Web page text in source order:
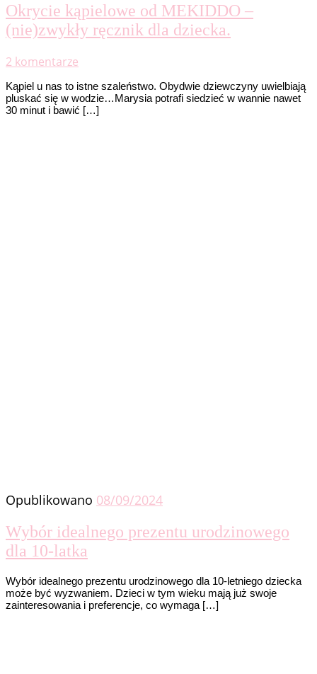
Okrycie kąpielowe od MEKIDDO –
(nie)zwykły ręcznik dla dziecka.
2 komentarze
Kąpiel u nas to istne szaleństwo. Obydwie dziewczyny uwielbiają
pluskać się w wodzie…Marysia potrafi siedzieć w wannie nawet
30 minut i bawić […]
Opublikowano 08/09/2024
Wybór idealnego prezentu urodzinowego
dla 10-latka
Wybór idealnego prezentu urodzinowego dla 10-letniego dziecka
może być wyzwaniem. Dzieci w tym wieku mają już swoje
zainteresowania i preferencje, co wymaga […]